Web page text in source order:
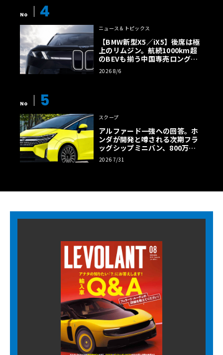
No 4
ニュース＆トピックス
【BMW新型X5／iX5】後席は極
上のリムジン。航続1000km超
のBEVも揃う中国専売ロング仕
様の全貌
2026 8/6
No 5
スクープ
アルファード一強への回答。ホ
ンダが開発と噂される次期フラ
ッグシップミニバン、800万円
超の勝算【予想CG】
2026 7/31